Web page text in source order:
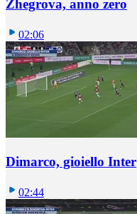
Zhegrova, anno zero
02:06
Dimarco, gioiello Inter
02:44